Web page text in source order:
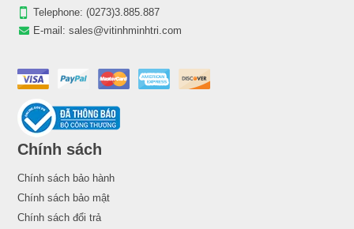
Telephone: (0273)3.885.887
E-mail: sales@vitinhminhtri.com
Chính sách
Chính sách bảo hành
Chính sách bảo mật
Chính sách đổi trả